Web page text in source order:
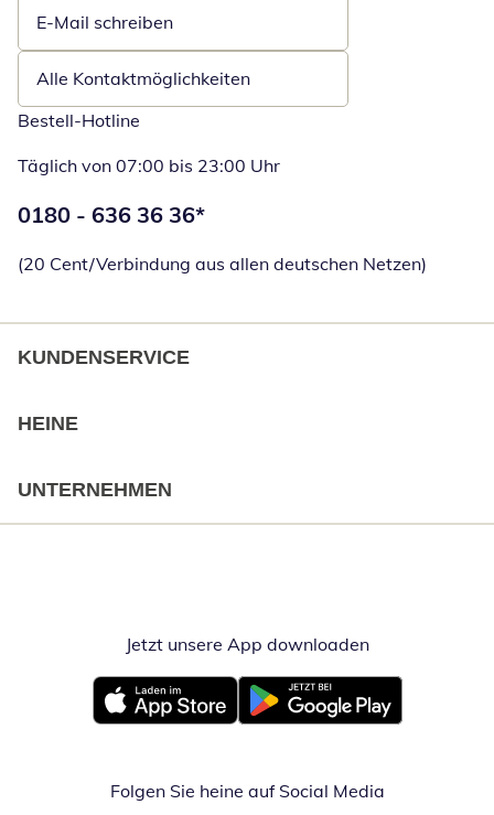
E-Mail schreiben
Öffnet E-Mail-Client
Alle Kontaktmöglichkeiten
Bestell-Hotline
Täglich von 07:00 bis 23:00 Uhr
Telefonnummer:
0180 - 636 36 36*
(20 Cent/Verbindung aus allen deutschen Netzen)
KUNDENSERVICE
HEINE
UNTERNEHMEN
Jetzt unsere App downloadenÖffnet in
Öffnet in neuem FensterÖffnet in neuem Fenster
Folgen Sie heine auf Social Media